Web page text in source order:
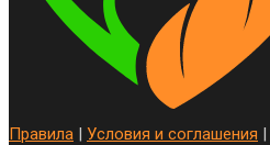
Правила | Условия и соглашения |